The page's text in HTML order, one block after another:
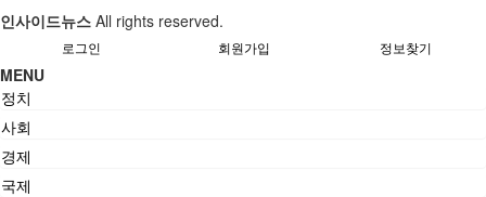
인사이드뉴스 All rights reserved.
로그인 회원가입 정보찾기
MENU
정치
사회
경제
국제